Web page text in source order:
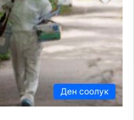
Ден соолук